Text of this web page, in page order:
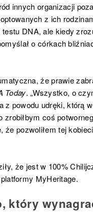
innych organizacji
z ich
DNA, ale kiedy
o córkach
że prawie
Today. „Wszystko, o
powodu udręki, którą
coś
pozwoliłem tej
że jest w 100%
MyHeritage.
który